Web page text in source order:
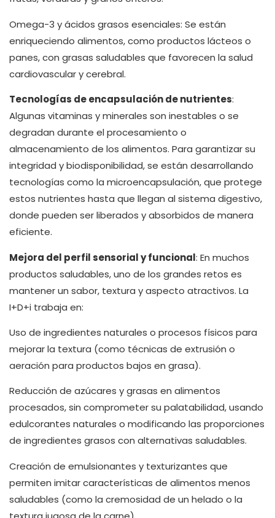
Omega-3 y ácidos grasos esenciales: Se están
enriqueciendo alimentos, como productos lácteos o
panes, con grasas saludables que favorecen la salud
cardiovascular y cerebral.
Tecnologías de encapsulación de nutrientes:
Algunas vitaminas y minerales son inestables o se
degradan durante el procesamiento o
almacenamiento de los alimentos. Para garantizar su
integridad y biodisponibilidad, se están desarrollando
tecnologías como la microencapsulación, que protege
estos nutrientes hasta que llegan al sistema digestivo,
donde pueden ser liberados y absorbidos de manera
eficiente.
Mejora del perfil sensorial y funcional: En muchos
productos saludables, uno de los grandes retos es
mantener un sabor, textura y aspecto atractivos. La
I+D+i trabaja en:
Uso de ingredientes naturales o procesos físicos para
mejorar la textura (como técnicas de extrusión o
aeración para productos bajos en grasa).
Reducción de azúcares y grasas en alimentos
procesados, sin comprometer su palatabilidad, usando
edulcorantes naturales o modificando las proporciones
de ingredientes grasos con alternativas saludables.
Creación de emulsionantes y texturizantes que
permiten imitar características de alimentos menos
saludables (como la cremosidad de un helado o la